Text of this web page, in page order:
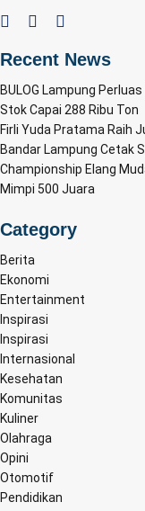
Recent News
BULOG Lampung
Stok Capai 288 Ribu Ton
Firli Yuda Pratama Raih
Bandar Lampung Cetak
Championship Elang
Mimpi 500 Juara
Category
Berita
Ekonomi
Entertainment
Inspirasi
Inspirasi
Internasional
Kesehatan
Komunitas
Kuliner
Olahraga
Opini
Otomotif
Pendidikan